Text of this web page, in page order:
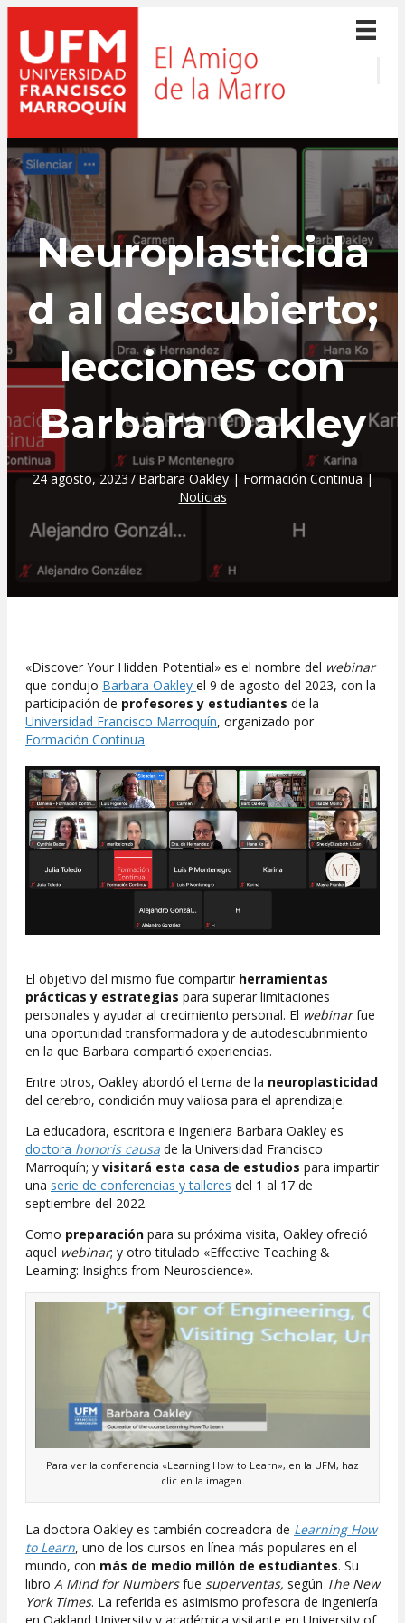
Neuroplasticida
d al descubierto;
lecciones con
Barbara Oakley
24 agosto, 2023 / Barbara Oakley| Formación Continua |
Noticias
«Discover Your Hidden Potential» es el nombre del webinar
que condujo Barbara Oakley el 9 de agosto del 2023, con la
participación de profesores y estudiantes de la
Universidad Francisco Marroquín, organizado por
Formación Continua.
El objetivo del mismo fue compartir herramientas
prácticas y estrategias para superar limitaciones
personales y ayudar al crecimiento personal. El webinarfue
una oportunidad transformadora y de autodescubrimiento
en la que Barbara compartió experiencias.
Entre otros, Oakley abordó el tema de la neuroplasticidad
del cerebro, condición muy valiosa para el aprendizaje.
La educadora, escritora e ingeniera Barbara Oakley es
doctora honoris causa de la Universidad Francisco
Marroquín; y visitará esta casa de estudios para impartir
una serie de conferencias y talleres del 1 al 17 de
septiembre del 2022.
Como preparación para su próxima visita, Oakley ofreció
aquel webinar; y otro titulado «Effective Teaching &
Learning: Insights from Neuroscience».
Para ver la conferencia «Learning How to Learn», en la UFM, haz
clic en la imagen.
La doctora Oakley es también cocreadora de Learning How
to Learn, uno de los cursos en línea más populares en el
mundo, con más de medio millón de estudiantes. Su
libro A Mind for Numbersfue superventas, según The New
York Times. La referida es asimismo profesora de ingeniería